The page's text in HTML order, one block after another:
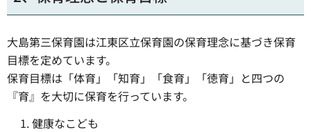
大島第三保育園は江東区立保育園の保育理念に基づき保育
目標を定めています。
保育目標は「体育」「知育」「食育」「徳育」と四つの
『育』を大切に保育を行っています。
健康なこども